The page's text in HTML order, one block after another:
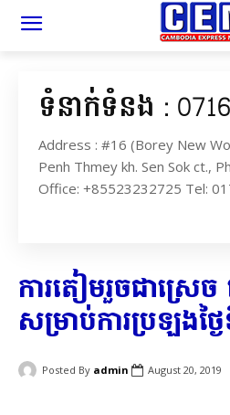
ទំនាក់ទំនង :
Address : #16 (Borey New
Penh Thmey kh. Sen Sok ct.,
Office: +85523232725 Tel:
ការ​តៀម​រួចជាស្រ
សម្រាប់​ការប្រឡង​ថ្ង
Posted By admin August 20, 2019